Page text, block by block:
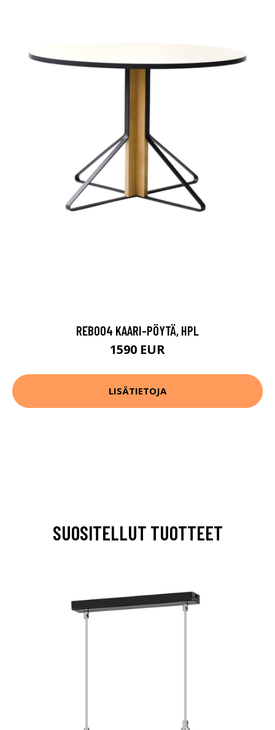
REB004 KAARI-PÖYTÄ, HPL
1590 EUR
LISÄTIETOJA
SUOSITELLUT TUOTTEET